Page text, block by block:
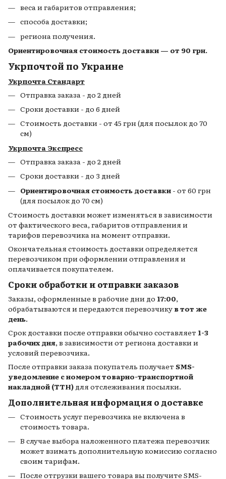
веса и габаритов отправления;
способа доставки;
региона получения.
Ориентировочная стоимость доставки — от 90 грн.
Укрпочтой по Украине
Укрпочта Стандарт
Отправка заказа - до 2 дней
Сроки доставки - до 6 дней
Стоимость доставки - от 45 грн (для посылок до 70
см)
Укрпочта Экспресс
Отправка заказа - до 2 дней
Сроки доставки - до 3 дней
Ориентировочная стоимость доставки - от 60 грн
(для посылок до 70 см)
Стоимость доставки может изменяться в зависимости
от фактического веса, габаритов отправления и
тарифов перевозчика на момент отправки.
Окончательная стоимость доставки определяется
перевозчиком при оформлении отправления и
оплачивается покупателем.
Сроки обработки и отправки заказов
Заказы, оформленные в рабочие дни до 17:00,
обрабатываются и передаются перевозчику в тот же
день.
Срок доставки после отправки обычно составляет 1-3
рабочих дня, в зависимости от региона доставки и
условий перевозчика.
После отправки заказа покупатель получает SMS-
уведомление с номером товарно-транспортной
накладной (ТТН) для отслеживания посылки.
Дополнительная информация о доставке
Стоимость услуг перевозчика не включена в
стоимость товара.
В случае выбора наложенного платежа перевозчик
может взимать дополнительную комиссию согласно
своим тарифам.
После отгрузки вашего товара вы получите SMS-